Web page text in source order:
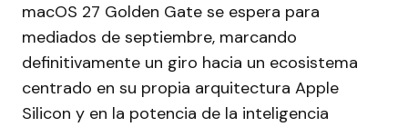
macOS 27 Golden Gate se espera para
mediados de septiembre, marcando
definitivamente un giro hacia un ecosistema
centrado en su propia arquitectura Apple
Silicon y en la potencia de la inteligencia